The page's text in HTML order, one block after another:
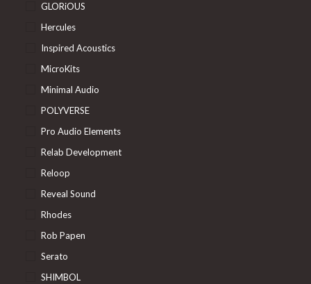
GLORiOUS
Hercules
Inspired Acoustics
MicroKits
Minimal Audio
POLYVERSE
Pro Audio Elements
Relab Development
Reloop
Reveal Sound
Rhodes
Rob Papen
Serato
SHIMBOL